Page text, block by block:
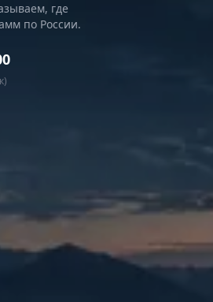
где
по России.